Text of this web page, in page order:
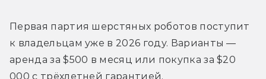
Первая партия шерстяных роботов поступит
к владельцам уже в 2026 году. Варианты —
аренда за $500 в месяц или покупка за $20
000 с трёхлетней гарантией.